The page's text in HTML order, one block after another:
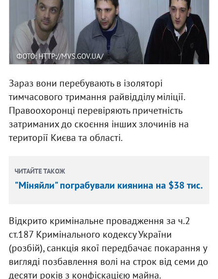
ФОТО: HTTP://MVS.GOV.UA/
Зараз вони перебувають в ізоляторі
тимчасового тримання райвідділу міліції.
Правоохоронці перевіряють причетність
затриманих до скоєння інших злочинів на
території Києва та області.
ЧИТАЙТЕ ТАКОЖ
"Міняйли" пограбували киянина на $38 тис.
Відкрито кримінальне провадження за ч.2
ст.187 Кримінального кодексу України
(розбій), санкція якої передбачає покарання у
вигляді позбавлення волі на строк від семи до
десяти років з конфіскацією майна.